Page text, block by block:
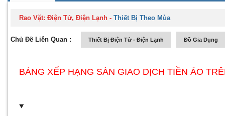
Rao Vặt:Điện Tử, Điện Lạnh -Thiết Bị Theo Mùa
Chủ Đề Liên Quan : Thiết Bị Điện Tử - Điện Lạnh Đồ Gia Dụng
BẢNG XẾP HẠNG SÀN GIAO DỊCH TIỀN ẢO